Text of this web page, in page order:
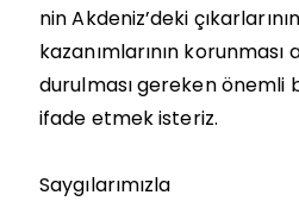
nin Akdeniz’deki
kazanımlarının korunması
durulması gereken önemli
ifade etmek isteriz.
Saygılarımızla